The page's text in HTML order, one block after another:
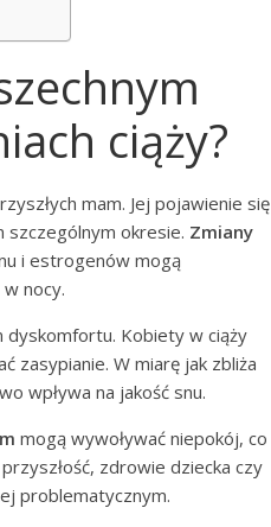
ciąży?
mam. Jej pojawienie się
szczególnym okresie. Zmiany
i estrogenów mogą
nocy.
dyskomfortu. Kobiety w ciąży
zasypianie. W miarę jak zbliża
wpływa na jakość snu.
mogą wywoływać niepokój, co
zdrowie dziecka czy
problematycznym.